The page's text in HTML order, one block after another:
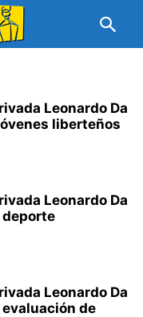
Leonardo Da
liberteños
Leonardo Da
Leonardo Da
de